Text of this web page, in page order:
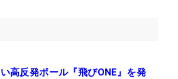
高反発ボール『飛びONE』を発